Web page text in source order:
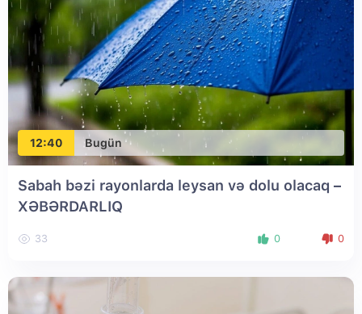
12:40 Bugün
Sabah bəzi rayonlarda leysan və dolu olacaq –
XƏBƏRDARLIQ
33 0 0